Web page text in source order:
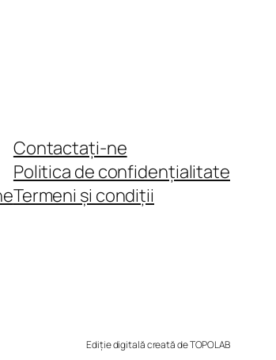
Contactați-ne
Politica de confidențialitate
Termeni și condiții
Ediție digitală creată de TOPOLAB